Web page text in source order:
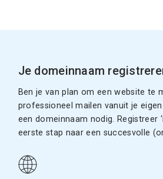
Je domeinnaam
Ben je van plan om een website te
professioneel mailen vanuit je
een domeinnaam nodig. Registreer
eerste stap naar een succesvolle